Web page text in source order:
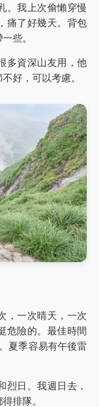
。我上次偷懶穿慢
痛了好幾天。背包
些。
多資深山友用，他
好，可以考慮。
，一次晴天，一次
危險的。最佳時間
夏季容易有午後雷
烈日。我週日去，
排隊。